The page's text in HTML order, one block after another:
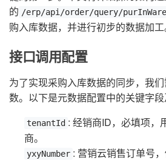
的 /erp/api/order/query/
购入库数据，并进行初步的数据加工
接口调用配置
为了实现采购入库数据的同步，我
数。以下是元数据配置中的关键字段
tenantId : 经销商ID，必填项，
商。
yxyNumber : 营销云销售订单号